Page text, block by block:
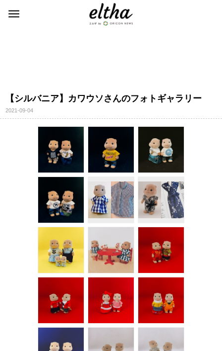
【シルバニア】カワウソさんのフォトギャラリー
2021-09-04